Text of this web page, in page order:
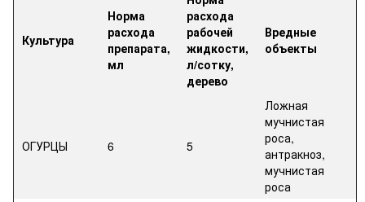
Культура
Норма
расхода
препарата,
мл
расхода
рабочей
жидкости,
л/сотку,
дерево
Вредные
объекты
ОГУРЦЫ 6 5
Ложная
мучнистая
роса,
антракноз,
мучнистая
роса